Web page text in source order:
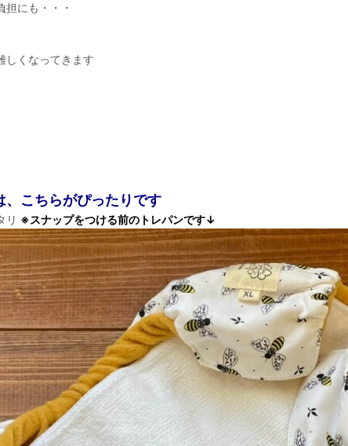
にも・・・
しくなってきます
こちらがぴったりです
リ ※スナップをつける前のトレパンです↓